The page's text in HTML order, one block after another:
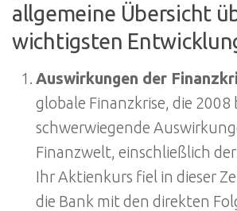
allgemeine Übersicht
wichtigsten
Auswirkungen der
globale Finanzkrise, die
schwerwiegende
Finanzwelt, einschließlich
Ihr Aktienkurs fiel in dieser
die Bank mit den direkten